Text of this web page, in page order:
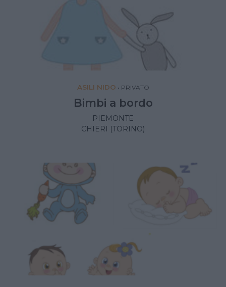
ASILI NIDO • PRIVATO
Bimbi a bordo
PIEMONTE
CHIERI (TORINO)